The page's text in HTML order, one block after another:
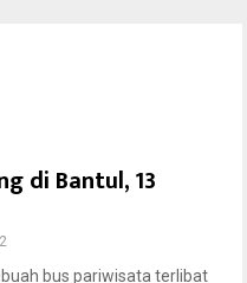
di Bantul, 13
bus pariwisata terlibat